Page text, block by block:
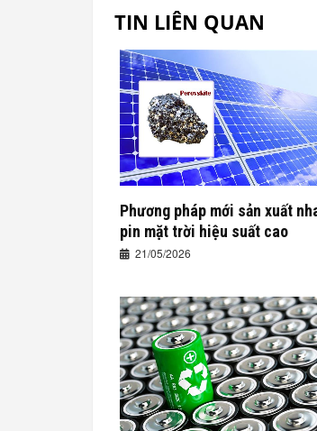
TIN LIÊN QUAN
Phương pháp mới sản xuất
pin mặt trời hiệu suất cao
21/05/2026